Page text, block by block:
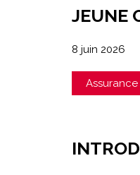
JEUNE
8 juin 2026